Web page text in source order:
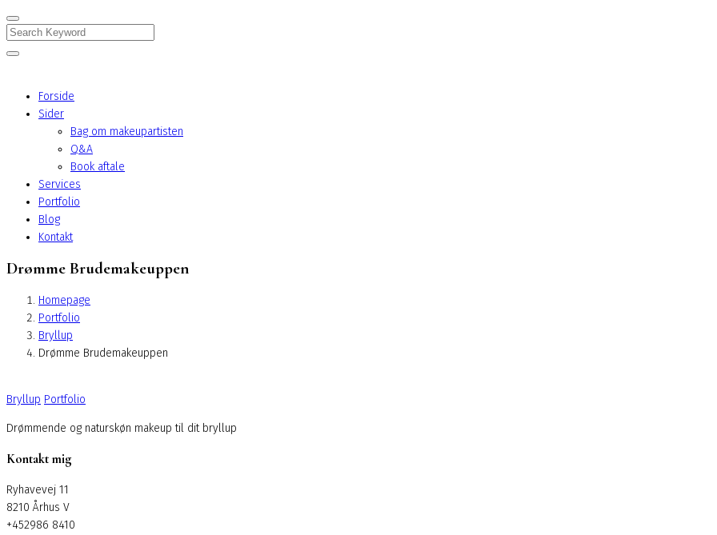
Search
Forside
Sider
Bag om makeupartisten
Q&A
Book aftale
Services
Portfolio
Blog
Kontakt
Drømme Brudemakeuppen
Homepage
Portfolio
Bryllup
Drømme Brudemakeuppen
Bryllup Portfolio
Drømmende og naturskøn makeup til dit bryllup
Kontakt mig
Ryhavevej 11
8210 Århus V
+452986 8410